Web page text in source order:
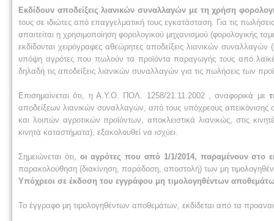
Εκδίδουν αποδείξεις λιανικών συναλλαγών με τη χρήση
τους σε ιδιώτες από επαγγελματική τους εγκατάσταση. Για τις
απαιτείται η χρησιμοποίηση φορολογικού μηχανισμού (φορολογικής
εκδίδονται χειρόγραφες αθεώρητες αποδείξεις λιανικών
υπόψη αγρότες που πωλούν τα προϊόντα παραγωγής τους από
δηλαδή τις αποδείξεις λιανικών συναλλαγών για τις πωλήσεις των
Επισημαίνεται ότι, η Α.Υ.Ο. ΠΟΛ. 1258/21.11.2002 , αναφορικά με
αποδείξεων λιανικών συναλλαγών, από τους υπόχρεους
και λοιπών αγροτικών προϊόντων, αποκλειστικά λιανικώς, στις
κινητά καταστήματα), εξακολουθεί να ισχύει.
Σημειώνεται ότι, οι αγρότες που από 1/1/2014, παραμένουν στο
παρακολούθηση (διακίνηση, παράδοση, αποστολή) των μη
Υπόχρεοι σε έκδοση του εγγράφου μη τιμολογηθέντων
Το έγγραφο μη τιμολογηθέντων αποθεμάτων, εκδίδεται από τα